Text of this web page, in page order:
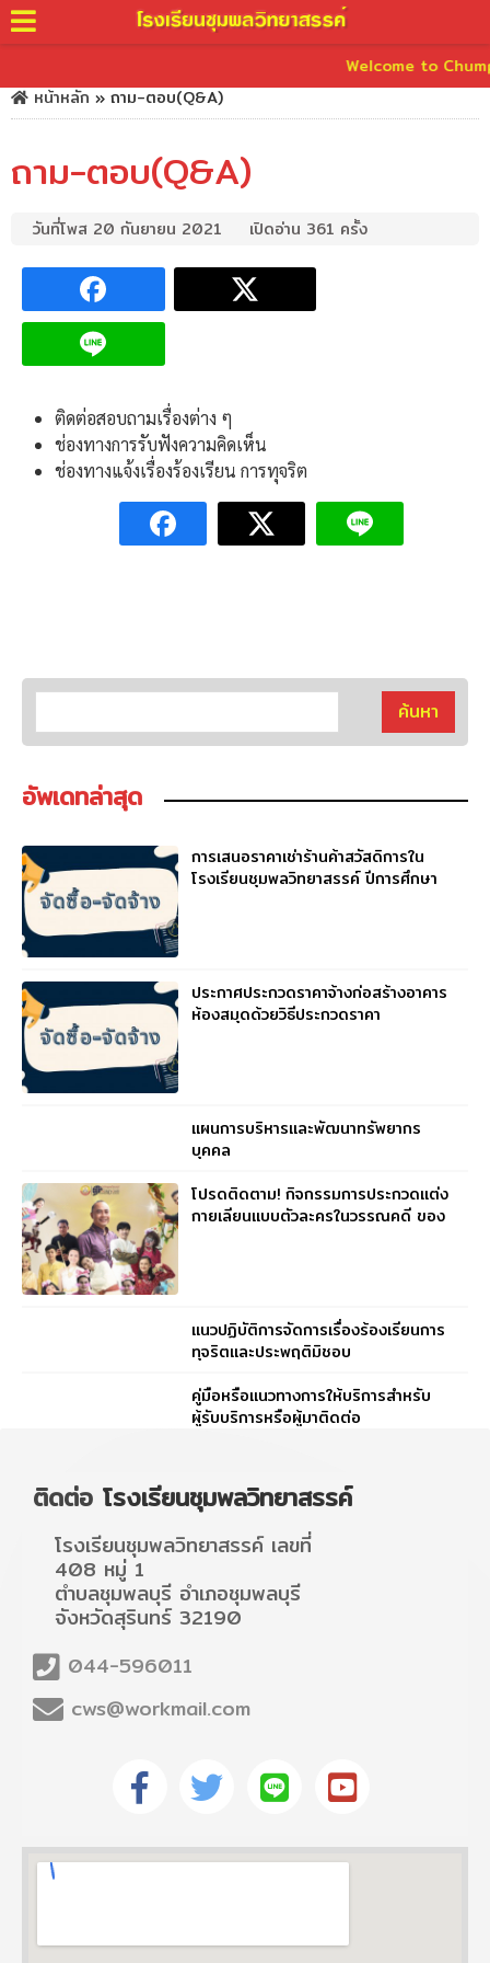
Welcome to
หน้าหลัก » ถาม-ตอบ(Q&A)
ถาม-ตอบ(Q&A)
วันที่โพส 20 กันยายน 2021 เปิดอ่าน 361 ครั้ง
ติดต่อสอบถามเรื่องต่าง ๆ
ช่องทางการรับฟังความคิดเห็น
ช่องทางแจ้งเรื่องร้องเรียน การทุจริต
อัพเดทล่าสุด
การเสนอราคาเช่าร้านค้าสวัสดิการใน
โรงเรียนชุมพลวิทยาสรรค์ ปีการศึกษา
ประกาศประกวดราคาจ้างก่อสร้างอาคาร
ห้องสมุดด้วยวิธีประกวดราคา
แผนการบริหารและพัฒนาทรัพยากร
บุคคล
โปรดติดตาม! กิจกรรมการประกวดแต่ง
กายเลียนแบบตัวละครในวรรณคดี ของ
แนวปฏิบัติการจัดการเรื่องร้องเรียนการ
ทุจริตและประพฤติมิชอบ
คู่มือหรือแนวทางการให้บริการสำหรับ
ผู้รับบริการหรือผู้มาติดต่อ
ติดต่อ โรงเรียนชุมพลวิทยาสรรค์
โรงเรียนชุมพลวิทยาสรรค์ เลขที่
408 หมู่ 1
ตำบลชุมพลบุรี อำเภอชุมพลบุรี
จังหวัดสุรินทร์ 32190
044-596011
cws@workmail.com